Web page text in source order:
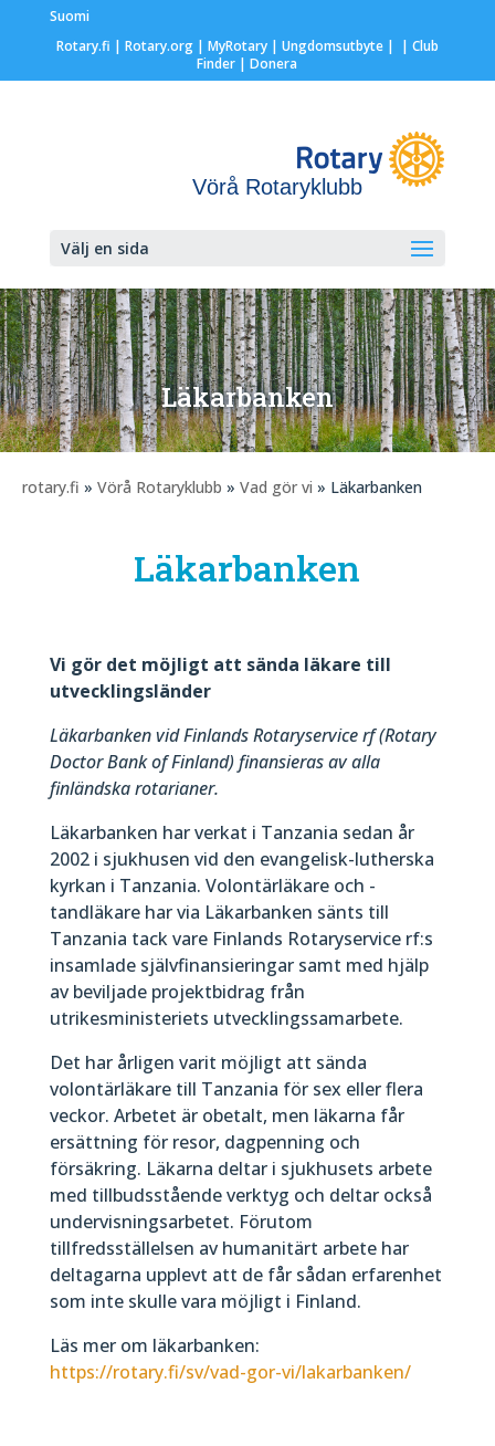
Suomi
Rotary.fi | Rotary.org| MyRotary | Ungdomsutbyte| | Club
Finder | Donera
Vörå Rotaryklubb
Välj en sida
Läkarbanken
rotary.fi » Vörå Rotaryklubb » Vad gör vi » Läkarbanken
Läkarbanken
Vi gör det möjligt att sända läkare till
utvecklingsländer
Läkarbanken vid Finlands Rotaryservice rf (Rotary
Doctor Bank of Finland) finansieras av alla
finländska rotarianer.
Läkarbanken har verkat i Tanzania sedan år
2002 i sjukhusen vid den evangelisk-lutherska
kyrkan i Tanzania. Volontärläkare och -
tandläkare har via Läkarbanken sänts till
Tanzania tack vare Finlands Rotaryservice rf:s
insamlade självfinansieringar samt med hjälp
av beviljade projektbidrag från
utrikesministeriets utvecklingssamarbete.
Det har årligen varit möjligt att sända
volontärläkare till Tanzania för sex eller flera
veckor. Arbetet är obetalt, men läkarna får
ersättning för resor, dagpenning och
försäkring. Läkarna deltar i sjukhusets arbete
med tillbudsstående verktyg och deltar också
undervisningsarbetet. Förutom
tillfredsställelsen av humanitärt arbete har
deltagarna upplevt att de får sådan erfarenhet
som inte skulle vara möjligt i Finland.
Läs mer om läkarbanken:
https://rotary.fi/sv/vad-gor-vi/lakarbanken/